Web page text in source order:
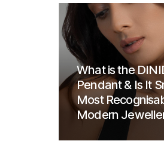
What is the
Pendant & Is It
Most
Modern